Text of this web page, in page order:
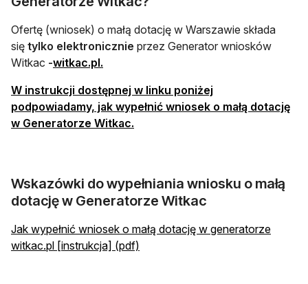
Ofertę (wniosek) o małą dotację w Warszawie składa
się tylko elektronicznie przez Generator wniosków
Witkac -witkac.pl.
W instrukcji dostępnej w linku poniżej
podpowiadamy, jak wypełnić wniosek o małą dotację
w Generatorze Witkac.
Wskazówki do wypełniania wniosku o małą
dotację w Generatorze Witkac
Jak wypełnić wniosek o małą dotację w generatorze
witkac.pl [instrukcja] (pdf)